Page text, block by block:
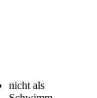
nicht als